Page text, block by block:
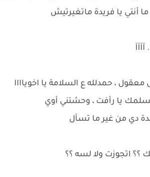
أنتي يا فريدة ماتغيرتيش
، حمدلله ع السلامة يا اخوياااا
يا رأفت ، وحشتني أوي
دي من غير ما تسأل
؟؟ اتجوزت ولا لسه ؟؟